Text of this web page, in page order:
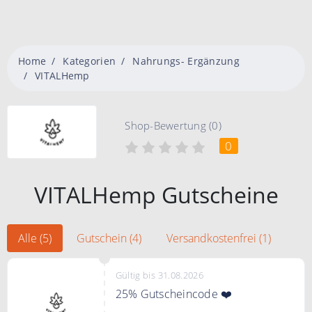
Home Kategorien
Nahrungs- Ergänzung
VITALHemp
Shop-Bewertung (0)
0
VITALHemp Gutscheine
Alle (5) Gutschein (4) Versandkostenfrei (1)
Gültig bis 31.08.2026
25% Gutscheincode ❤️